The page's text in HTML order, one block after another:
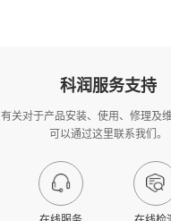
科润服务支持
有关对于产品安装、使用、修理及维
可以通过这里联系我们。